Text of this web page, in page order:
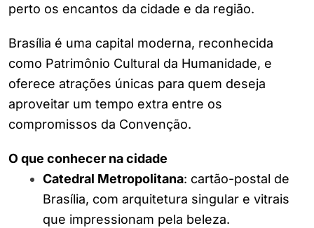
perto os encantos da cidade e da região.
Brasília é uma capital moderna, reconhecida
como Patrimônio Cultural da Humanidade, e
oferece atrações únicas para quem deseja
aproveitar um tempo extra entre os
compromissos da Convenção.
O que conhecer na cidade
Catedral Metropolitana: cartão-postal de
Brasília, com arquitetura singular e vitrais
que impressionam pela beleza.